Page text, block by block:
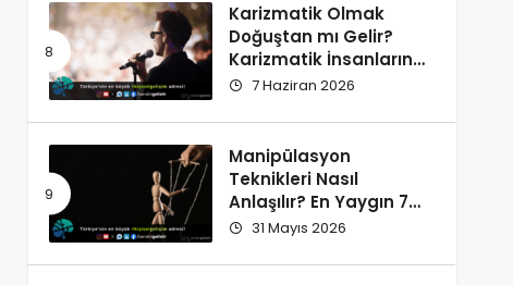
Karizmatik Olmak
Doğuştan mı Gelir?
Karizmatik İnsanların
Ortak Özellikleri
7 Haziran 2026
Manipülasyon
Teknikleri Nasıl
Anlaşılır? En Yaygın 7
İşaret
31 Mayıs 2026